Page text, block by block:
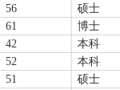
56
硕士
61
博士
42
本科
52
本科
51
硕士